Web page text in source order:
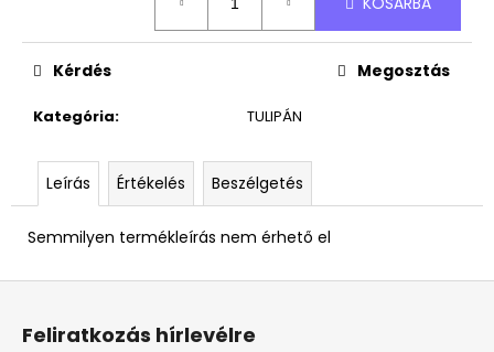
Kategória: TULIPÁN
Kérdés Megosztás
Leírás Értékelés Beszélgetés
Semmilyen termékleírás nem érhető el
Feliratkozás hírlevélre